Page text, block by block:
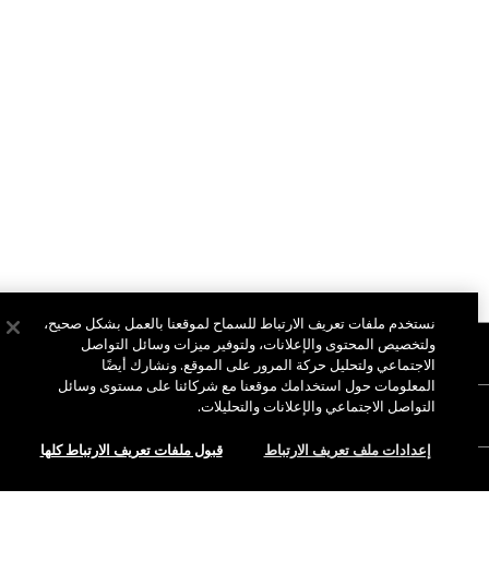
نبذة عن ماك
ماك فيفا غلام
جمال بطريقة مسؤولة
التسوق أونلاين
نستخدم ملفات تعريف الارتباط للسماح لموقعنا بالعمل بشكل صحيح،
ولتخصيص المحتوى والإعلانات، ولتوفير ميزات وسائل التواصل
الاجتماعي ولتحليل حركة المرور على الموقع. ونشارك أيضًا
المعلومات حول استخدامك موقعنا مع شركائنا على مستوى وسائل
التواصل الاجتماعي والإعلانات والتحليلات.
إعدادات ملف تعريف الارتباط قبول ملفات تعريف الارتباط كلها